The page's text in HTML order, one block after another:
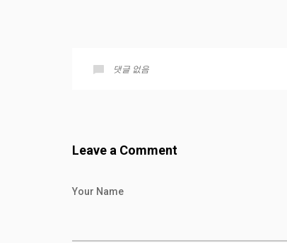
댓글 없음
Leave a Comment
Your Name